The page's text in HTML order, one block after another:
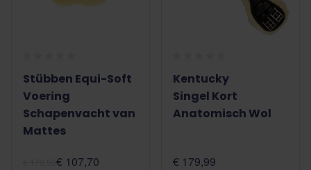
Stübben Equi-Soft
Voering
Schapenvacht van
Mattes
€ 107,70
Kentucky
Singel Kort
Anatomisch Wol
€ 179,99